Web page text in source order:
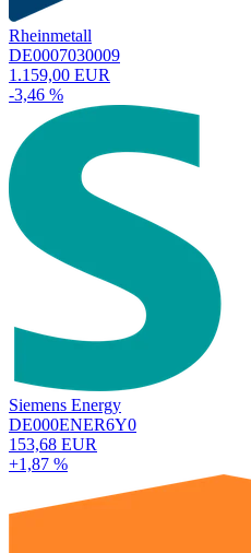
Rheinmetall
DE0007030009
1.159,00 EUR
-3,46 %
Siemens Energy
DE000ENER6Y0
153,68 EUR
+1,87 %